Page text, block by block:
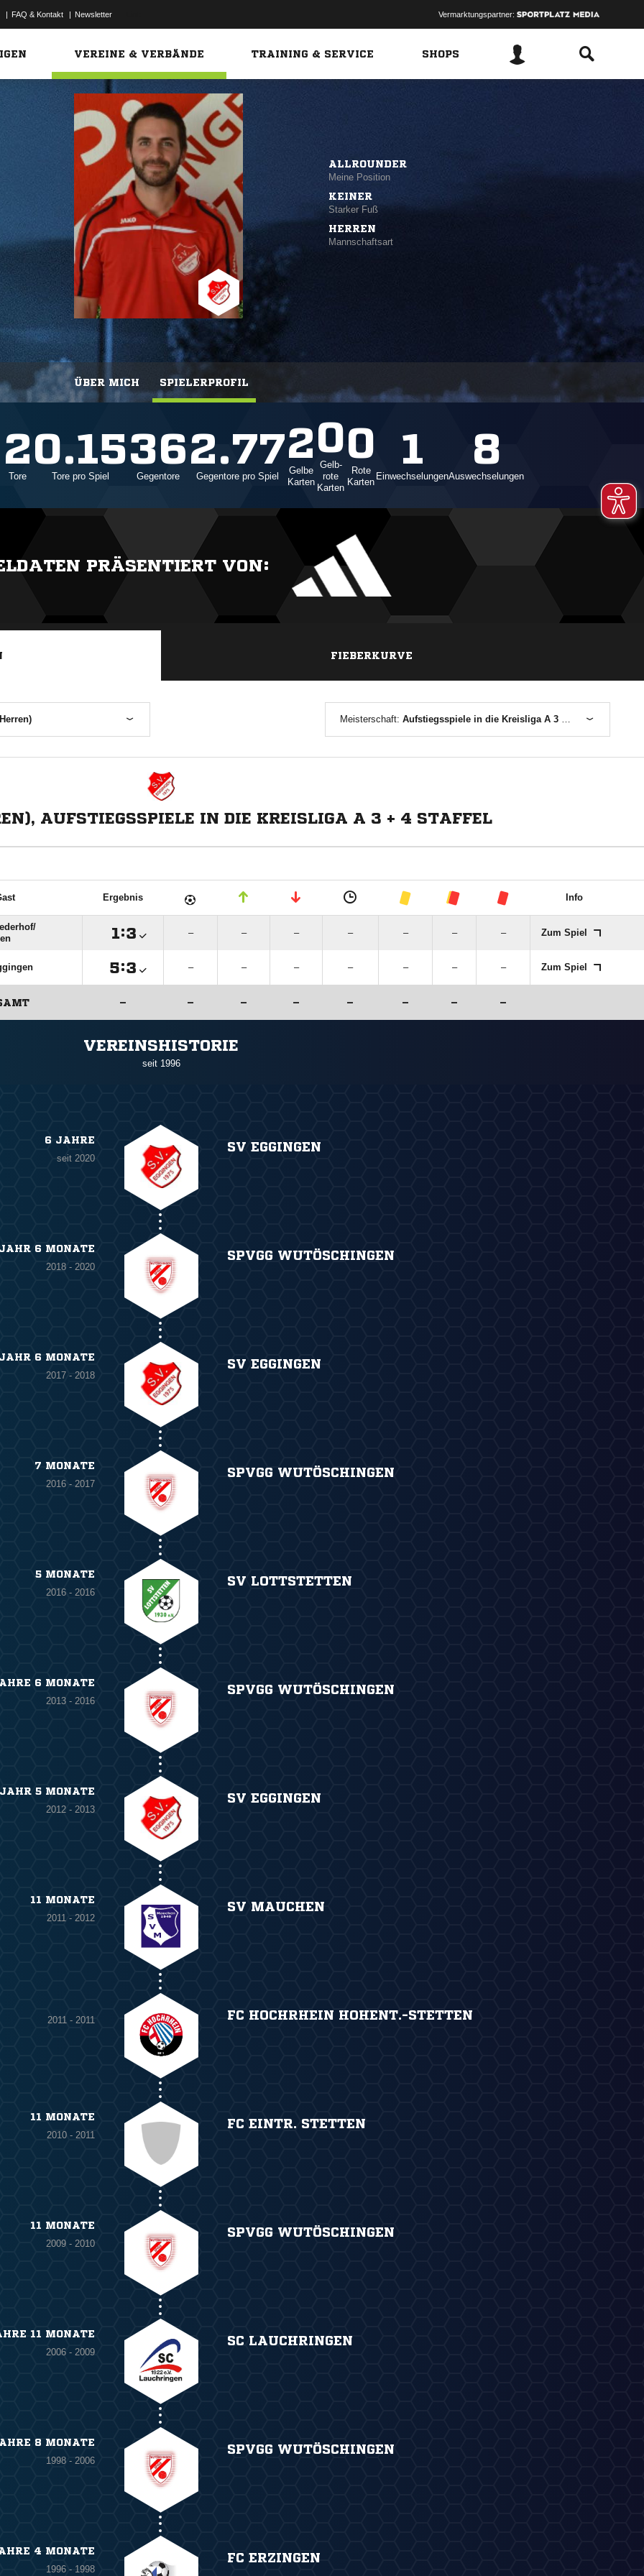
| FAQ & Kontakt | Newsletter Vermarktungspartner:
VEREINE & VERBÄNDE TRAINING & SERVICE SHOPS
ÜBER MICH SPIELERPROFIL
ALLROUNDER
Meine Position
KEINER
Starker Fuß
HERREN
Mannschaftsart
2
Tore
0.15
Tore pro Spiel
36
Gegentore
2.77
Gegentore pro Spiel
2
Gelbe
Karten
0
Gelb-
rote
Karten
0
Rote
Karten
1
Einwechselungen
8
Auswechselungen
PRÄSENTIERT VON:
FIEBERKURVE
Meisterschaft: Aufstiegsspiele in die Kreisliga A 3 + 4 Staffel
AUFSTIEGSSPIELE IN DIE KREISLIGA A 3 + 4 STAFFEL
Ergebnis Info
: – – – – – – – Zum Spiel
: – – – – – – – Zum Spiel
– – – – – – – –
VEREINSHISTORIE
seit 1996
6 JAHRE
seit 2020
SV EGGINGEN
6 MONATE
2018 - 2020
SPVGG WUTÖSCHINGEN
6 MONATE
2017 - 2018
SV EGGINGEN
7 MONATE
2016 - 2017
SPVGG WUTÖSCHINGEN
5 MONATE
2016 - 2016
SV LOTTSTETTEN
6 MONATE
2013 - 2016
SPVGG WUTÖSCHINGEN
5 MONATE
2012 - 2013
SV EGGINGEN
11 MONATE
2011 - 2012
SV MAUCHEN
2011 - 2011 FC HOCHRHEIN HOHENT.-STETTEN
11 MONATE
2010 - 2011
FC EINTR. STETTEN
11 MONATE
2009 - 2010
SPVGG WUTÖSCHINGEN
11 MONATE
2006 - 2009
SC LAUCHRINGEN
8 MONATE
1998 - 2006
SPVGG WUTÖSCHINGEN
4 MONATE
1996 - 1998
FC ERZINGEN